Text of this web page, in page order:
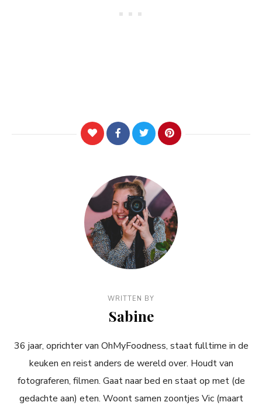
WRITTEN BY
Sabine
36 jaar, oprichter van OhMyFoodness, staat fulltime in de
keuken en reist anders de wereld over. Houdt van
fotograferen, filmen. Gaat naar bed en staat op met (de
gedachte aan) eten. Woont samen zoontjes Vic (maart